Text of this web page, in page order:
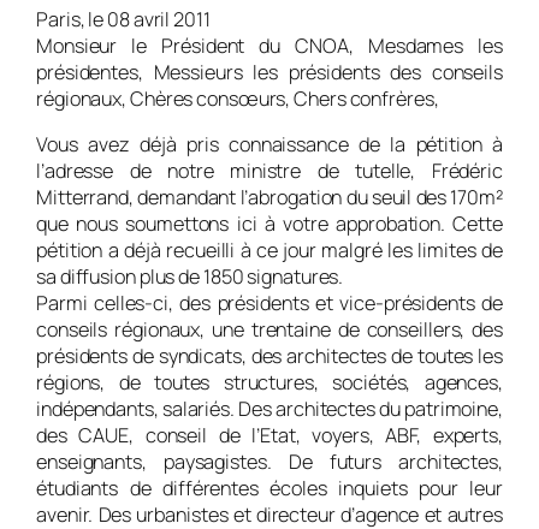
Paris, le 08 avril 2011
Monsieur le Président du CNOA, Mesdames les
présidentes, Messieurs les présidents des conseils
régionaux, Chères consœurs, Chers confrères,
Vous avez déjà pris connaissance de la pétition à
l’adresse de notre ministre de tutelle, Frédéric
Mitterrand, demandant l’abrogation du seuil des 170m²
que nous soumettons ici à votre approbation. Cette
pétition a déjà recueilli à ce jour malgré les limites de
sa diffusion plus de 1850 signatures.
Parmi celles-ci, des présidents et vice-présidents de
conseils régionaux, une trentaine de conseillers, des
présidents de syndicats, des architectes de toutes les
régions, de toutes structures, sociétés, agences,
indépendants, salariés. Des architectes du patrimoine,
des CAUE, conseil de l’Etat, voyers, ABF, experts,
enseignants, paysagistes. De futurs architectes,
étudiants de différentes écoles inquiets pour leur
avenir. Des urbanistes et directeur d’agence et autres